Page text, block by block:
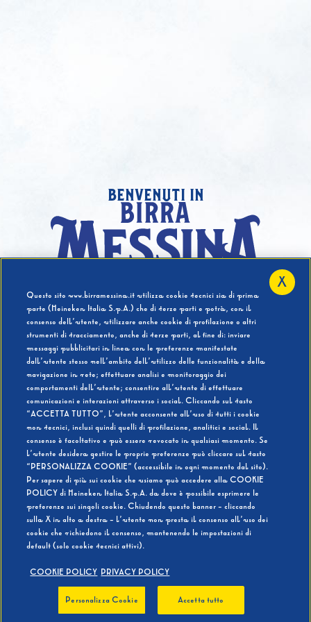
benvenuti in
Hai compiuto 18 Anni?
SI NO
BEVI RESPONSABILMENTE
Questo sito www.birramessina.it utilizza cookie tecnici sia di prima
parte (Heineken Italia S.p.A.) che di terze parti e potrà, con il
consenso dell’utente, utilizzare anche cookie di profilazione o altri
strumenti di tracciamento, anche di terze parti, al fine di: inviare
messaggi pubblicitari in linea con le preferenze manifestate
dall’utente stesso nell’ambito dell’utilizzo delle funzionalità e della
navigazione in rete; effettuare analisi e monitoraggio dei
comportamenti dell’utente; consentire all’utente di effettuare
comunicazioni e interazioni attraverso i social. Cliccando sul tasto
“ACCETTA TUTTO”, l’utente acconsente all’uso di tutti i cookie
non tecnici, inclusi quindi quelli di profilazione, analitici e social. Il
consenso è facoltativo e può essere revocato in qualsiasi momento. Se
l’utente desidera gestire le proprie preferenze può cliccare sul tasto
“PERSONALIZZA COOKIE” (accessibile in ogni momento dal sito).
Per sapere di più sui cookie che usiamo può accedere alla COOKIE
POLICY di Heineken Italia S.p.A. da dove è possibile esprimere le
preferenze sui singoli cookie. Chiudendo questo banner - cliccando
sulla X in alto a destra - l’utente non presta il consenso all’uso dei
cookie che richiedono il consenso, mantenendo le impostazioni di
default (solo cookie tecnici attivi).
COOKIE POLICY PRIVACY POLICY
Personalizza Cookie Accetta tutto
X